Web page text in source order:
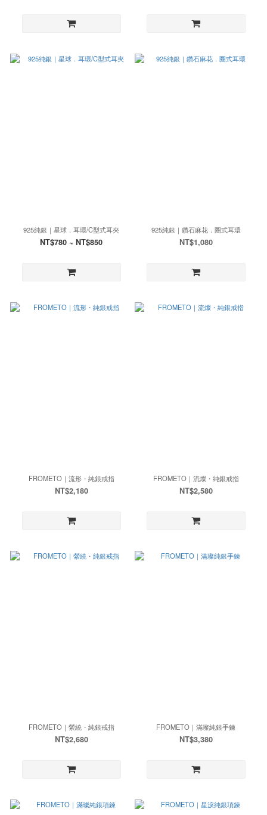
925純銀｜星球．耳環/C型式耳夾
NT$780 ~ NT$850
925純銀｜鑽石麻花．圈式耳環
NT$1,080
FROMETO｜流形・純銀戒指
NT$2,180
FROMETO｜流燦・純銀戒指
NT$2,580
FROMETO｜縈繞・純銀戒指
NT$2,680
FROMETO｜滿璨純銀手鍊
NT$3,380